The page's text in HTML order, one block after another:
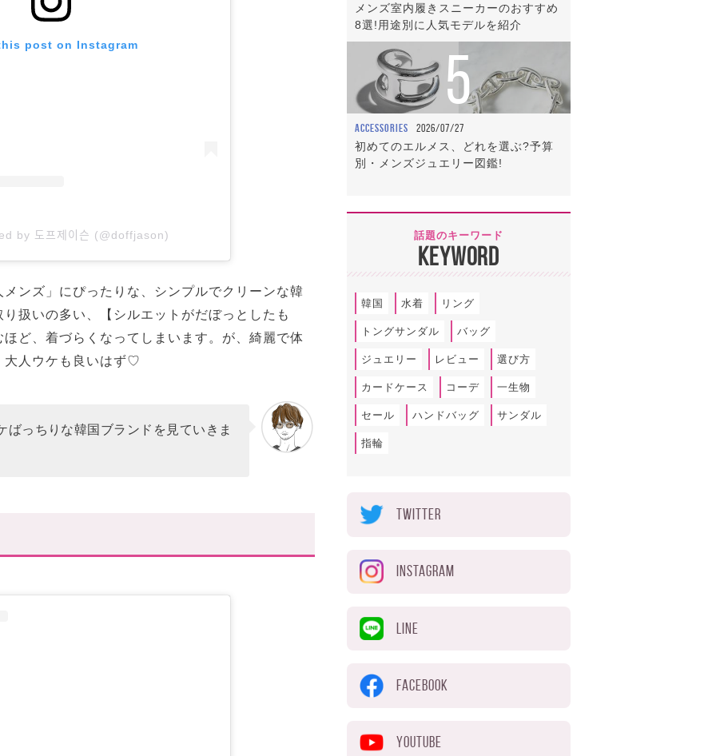
post on Instagram
도프제이슨 (@doffjason)
ンズ」にぴったりな、シンプルでクリーンな韓
扱いの多い、【シルエットがだぼっとしたも
ど、着づらくなってしまいます。が、綺麗で体
大人ウケも良いはず♡
ばっちりな韓国ブランドを見ていきま
メンズ室内履きスニーカーのおすすめ
8選!用途別に人気モデルを紹介
5
ACCESSORIES 2026/07/27
初めてのエルメス、どれを選ぶ?予算
別・メンズジュエリー図鑑!
話題のキーワード
KEYWORD
韓国 水着 リング
トングサンダル バッグ
ジュエリー レビュー 選び方
カードケース コーデ 一生物
セール ハンドバッグ サンダル
指輪
TWITTER
INSTAGRAM
LINE
FACEBOOK
YOUTUBE